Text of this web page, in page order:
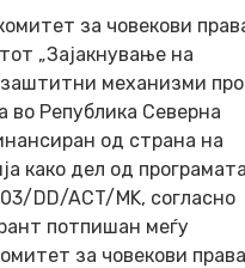
за човекови
„Зајакнување на
механизми
во Република Северна
од страна на
како дел од програмата
DD/ACT/MK, согласно
потпишан меѓу
за човекови